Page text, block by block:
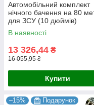
Автомобільний комплект
нічного бачення на 80
для ЗСУ (10 дюймів)
В наявності
13 326,44 ₴
16 055,95 ₴
Купити
–15% Подарунок